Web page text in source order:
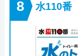
水110番